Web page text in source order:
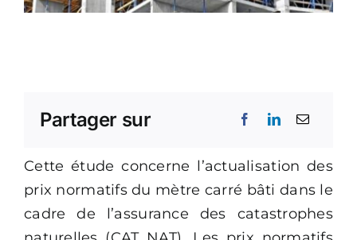
Partager sur
Cette étude concerne l’actualisation des
prix normatifs du mètre carré bâti dans le
cadre de l’assurance des catastrophes